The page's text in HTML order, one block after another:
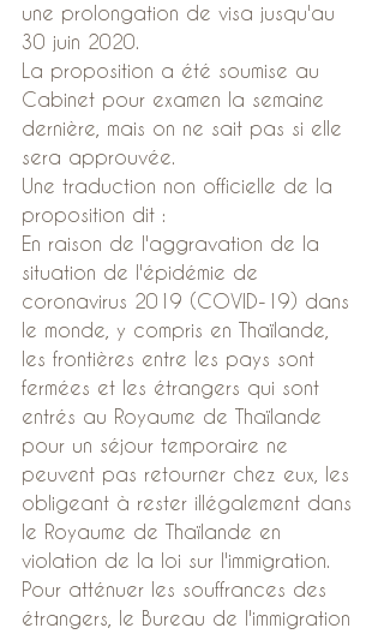
une prolongation de visa jusqu'au
30 juin 2020.
La proposition a été soumise au
Cabinet pour examen la semaine
dernière, mais on ne sait pas si elle
sera approuvée.
Une traduction non officielle de la
proposition dit :
En raison de l'aggravation de la
situation de l'épidémie de
coronavirus 2019 (COVID-19) dans
le monde, y compris en Thaïlande,
les frontières entre les pays sont
fermées et les étrangers qui sont
entrés au Royaume de Thaïlande
pour un séjour temporaire ne
peuvent pas retourner chez eux, les
obligeant à rester illégalement dans
le Royaume de Thaïlande en
violation de la loi sur l'immigration.
Pour atténuer les souffrances des
étrangers, le Bureau de l'immigration